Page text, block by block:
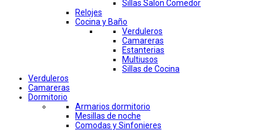
Sillas Salon Comedor
Relojes
Cocina y Baño
Verduleros
Camareras
Estanterias
Multiusos
Sillas de Cocina
Verduleros
Camareras
Dormitorio
Armarios dormitorio
Mesillas de noche
Comodas y Sinfonieres